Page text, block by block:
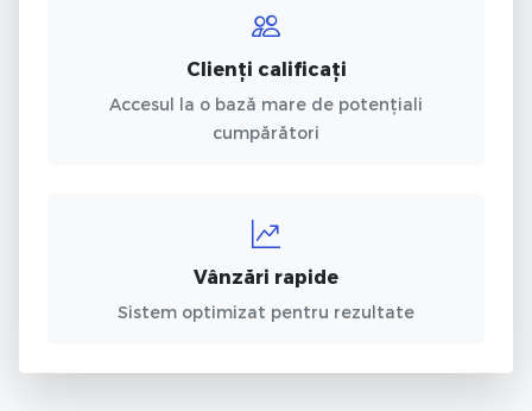
Clienți calificați
Accesul la o bază mare de potențiali
cumpărători
Vânzări rapide
Sistem optimizat pentru rezultate